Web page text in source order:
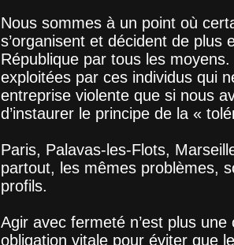
Nous sommes à un point où
s’organisent et décident de plus
République par tous les
exploitées par ces individus qui
entreprise violente que si nous
d’instaurer le principe de la «
Paris, Palavas-les-Flots,
partout, les mêmes problèmes,
profils.
Agir avec fermeté n’est plus
obligation vitale pour éviter que